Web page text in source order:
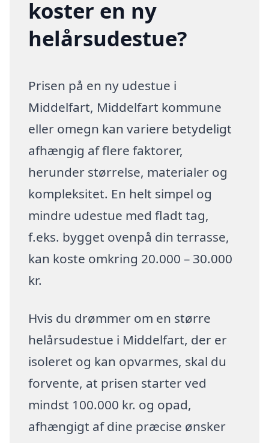
koster en ny
helårsudestue?
Prisen på en ny udestue i
Middelfart, Middelfart kommune
eller omegn kan variere betydeligt
afhængig af flere faktorer,
herunder størrelse, materialer og
kompleksitet. En helt simpel og
mindre udestue med fladt tag,
f.eks. bygget ovenpå din terrasse,
kan koste omkring 20.000 – 30.000
kr.
Hvis du drømmer om en større
helårsudestue i Middelfart, der er
isoleret og kan opvarmes, skal du
forvente, at prisen starter ved
mindst 100.000 kr. og opad,
afhængigt af dine præcise ønsker